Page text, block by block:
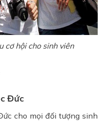
cơ hội cho sinh viên
Đức
cho mọi đối tượng sinh